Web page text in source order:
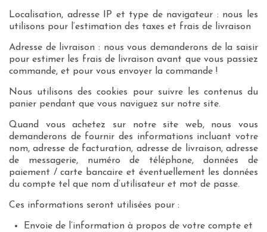
Localisation, adresse IP et type de navigateur : nous les
utilisons pour l‘estimation des taxes et frais de livraison
Adresse de livraison : nous vous demanderons de la saisir
pour estimer les frais de livraison avant que vous passiez
commande, et pour vous envoyer la commande !
Nous utilisons des cookies pour suivre les contenus du
panier pendant que vous naviguez sur notre site.
Quand vous achetez sur notre site web, nous vous
demanderons de fournir des informations incluant votre
nom, adresse de facturation, adresse de livraison, adresse
de messagerie, numéro de téléphone, données de
paiement / carte bancaire et éventuellement les données
du compte tel que nom d’utilisateur et mot de passe.
Ces informations seront utilisées pour :
Envoie de l’information à propos de votre compte et